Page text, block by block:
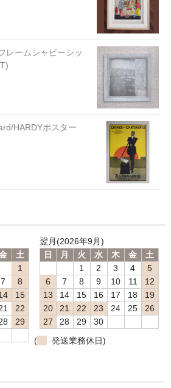
レームシャビーシッ
HARDYポスター
土
1
7
8
15
22
29
翌月(2026年9月)
日
月 火 水 木 金
土
1
2 3 4
5
6
7 8 9 10 11
12
13
14 15 16 17 18
19
20
21 22 23 24 25
26
27
28 29
30
(
発送業務休日)